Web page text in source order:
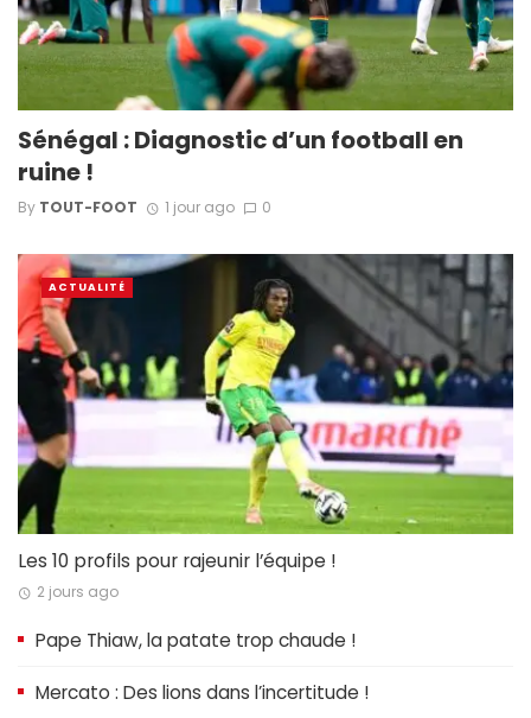
Sénégal : Diagnostic d’un football en
ruine !
By TOUT-FOOT 1 jour ago 0
Les 10 profils pour rajeunir l’équipe !
2 jours ago
ACTUALITÉ
Pape Thiaw, la patate trop chaude !
Mercato : Des lions dans l’incertitude !